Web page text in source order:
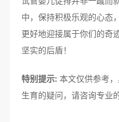
中，保持积极乐观的心态
更好地迎接属于你们的奇
坚实的后盾！
特别提示: 本文仅供参考
生育的疑问，请咨询专业